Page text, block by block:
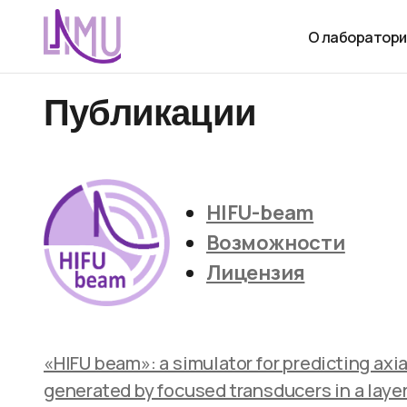
О
Публикации
HIFU-beam
Возможности
Лицензия
«HIFU beam»: a simulator for predicting
generated by focused transducers in a